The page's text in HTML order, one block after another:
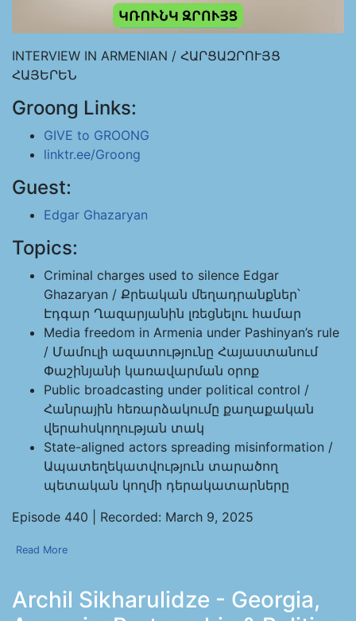
INTERVIEW IN ARMENIAN / ՀԱՐՑԱԶՐՈՒՅՑ
ՀԱՅԵՐԵՆ
Groong Links:
GIVE to GROONG
linktr.ee/Groong
Guest:
Edgar Ghazaryan
Topics:
Criminal charges used to silence Edgar
Ghazaryan / Քրեական մեղադրանքներ՝
Էդգար Ղազարյանին լռեցնելու համար
Media freedom in Armenia under Pashinyan’s rule
/ Մամուլի ազատությունը Հայաստանում
Փաշինյանի կառավարման օրոք
Public broadcasting under political control /
Հանրային հեռարձակումը քաղաքական
վերահսկողության տակ
State-aligned actors spreading misinformation /
Ապատեղեկատվություն տարածող
պետական կողմի դերակատարները
Episode 440 | Recorded: March 9, 2025
Read More
Archil Sikharulidze - Georgia,